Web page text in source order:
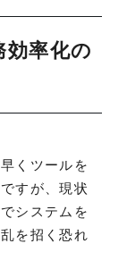
効率化の
くツールを
すが、現状
システムを
を招く恐れ